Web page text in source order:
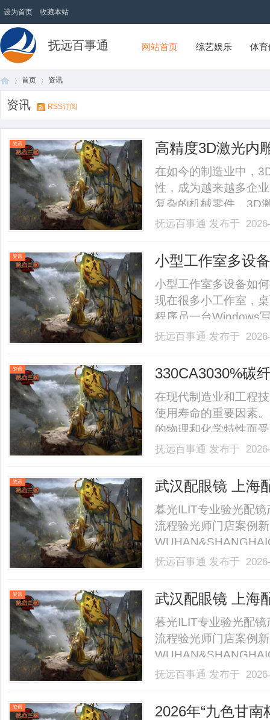
设为首页 收藏本站
抚远百事通 网站首页 综艺娱乐 体
首页 资讯
资讯 RSS订阅
资讯 高精度3D激光内
在如今的制造业中，
性，成为越来越多企
复杂的机械零件，3D
一项高端技术，其背
机主要应用于对物体
抚远百事通 发布于
资讯
小型工作室多设
适配团队使用
小型工作室多设备如
现在很多小工作室，
程序员一台Windows
放个平板或者手机用
人不在工作室，临时
抚远百事通 发布于
资讯 330CA3030%碳
在现代制造业和工程
使用寿命的重要因素
的物理和化学特性而
改性颗粒的特点、应
料，具有出色的力学
抚远百事通 发布于
资讯 武汉配眼镜 上海
暮光ILIT专业验光配
流程验光师门店案例
业验光配镜的写字楼
40%-60%优惠，兼顾
抚远百事通 发布于
资讯 武汉配眼镜 上海
暮光ILIT专业验光配
流程验光师门店案例
业验光配镜的写字楼
40%-60%优惠，兼顾
抚远百事通 发布于
资讯
2026年“九色甘